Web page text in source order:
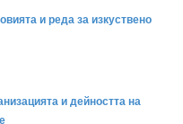
и реда за изкуствено
и дейността на